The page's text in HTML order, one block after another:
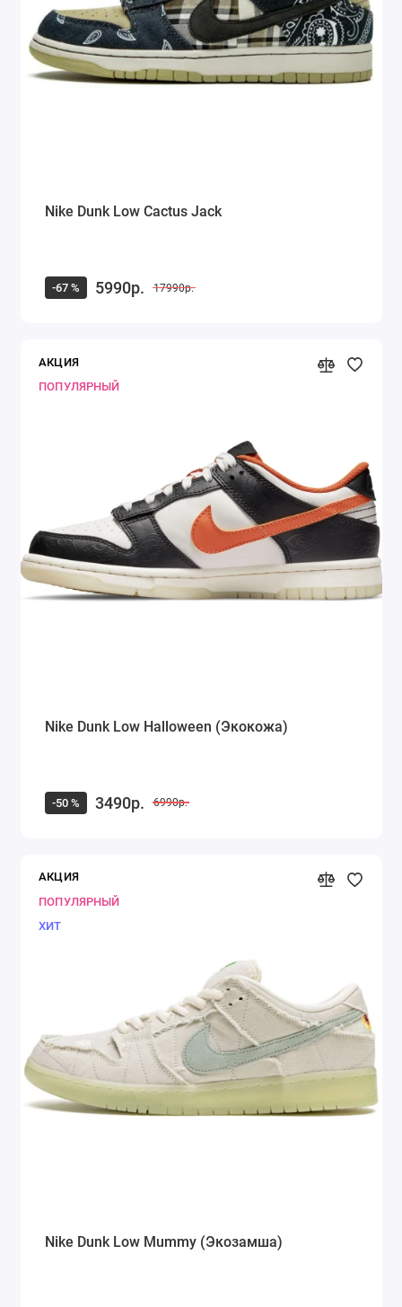
Кроссовки Saucony
Кроссовки Puma
Alexander McQueen
Куртка Canada Goose
Nike Dunk Low Cactus Jack
-67 % 5990р. 17990р.
АКЦИЯ
ПОПУЛЯРНЫЙ
Nike Dunk Low Halloween (Экокожа)
-50 % 3490р. 6990р.
АКЦИЯ
ПОПУЛЯРНЫЙ
ХИТ
Nike Dunk Low Mummy (Экозамша)